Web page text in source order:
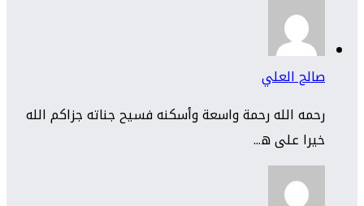
صالح العلي
رحمه الله رحمة واسعة وأسكنه فسيح جناته جزاكم الله
خيرا على ه...